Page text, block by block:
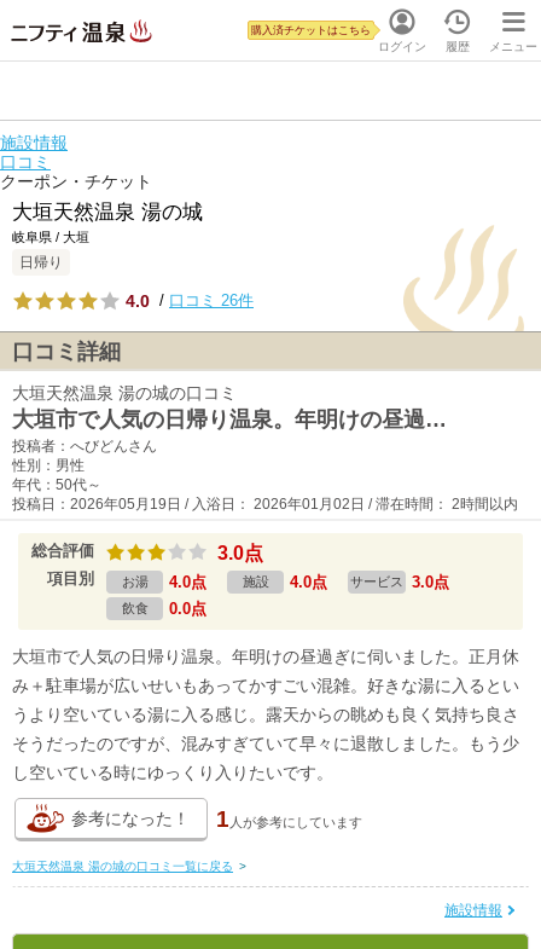
ログイン
購入済チケットはこちら
履歴 メニュー
施設情報
口コミ
クーポン・チケット
大垣天然温泉 湯の城
岐阜県 / 大垣
日帰り
4.0 / 口コミ 26件
口コミ詳細
大垣天然温泉 湯の城の口コミ
大垣市で人気の日帰り温泉。年明けの昼過…
投稿者：へびどんさん
性別：男性
年代：50代～
投稿日：2026年05月19日 / 入浴日： 2026年01月02日 / 滞在時間： 2時間以内
総合評価 3.0点
項目別 お湯 4.0点 施設 4.0点 サービス 3.0点
飲食 0.0点
大垣市で人気の日帰り温泉。年明けの昼過ぎに伺いました。正月休
み＋駐車場が広いせいもあってかすごい混雑。好きな湯に入るとい
うより空いている湯に入る感じ。露天からの眺めも良く気持ち良さ
そうだったのですが、混みすぎていて早々に退散しました。もう少
し空いている時にゆっくり入りたいです。
参考になった！ 1 人が参考にしています
大垣天然温泉 湯の城の口コミ一覧に戻る >
施設情報